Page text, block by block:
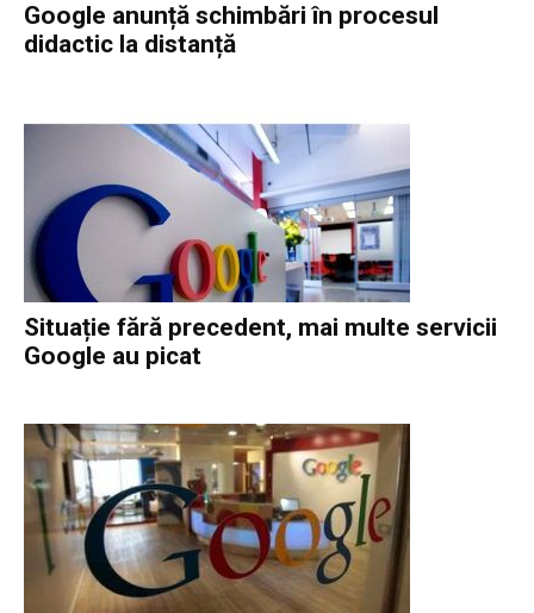
Google anunță schimbări în procesul
didactic la distanță
Situație fără precedent, mai multe servicii
Google au picat